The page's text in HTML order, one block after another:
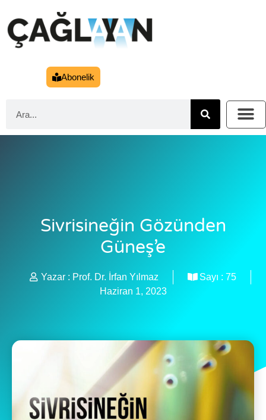
Abonelik
Sivrisineğin Gözünden
Güneş’e
Yazar : Prof. Dr. İrfan Yılmaz Sayı : 75
Haziran 1, 2023